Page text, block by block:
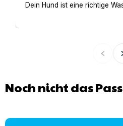
Dein Hund ist eine richtige
Noch nicht das